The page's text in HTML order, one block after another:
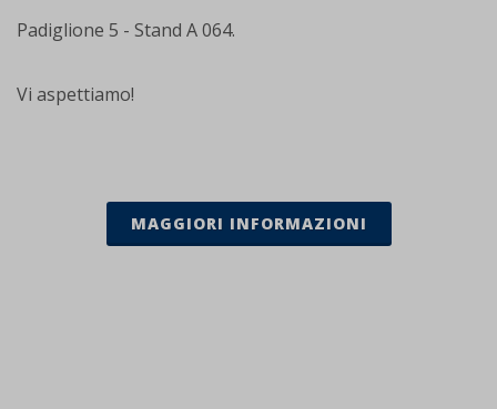
Padiglione 5 - Stand A 064.
Vi aspettiamo!
MAGGIORI INFORMAZIONI